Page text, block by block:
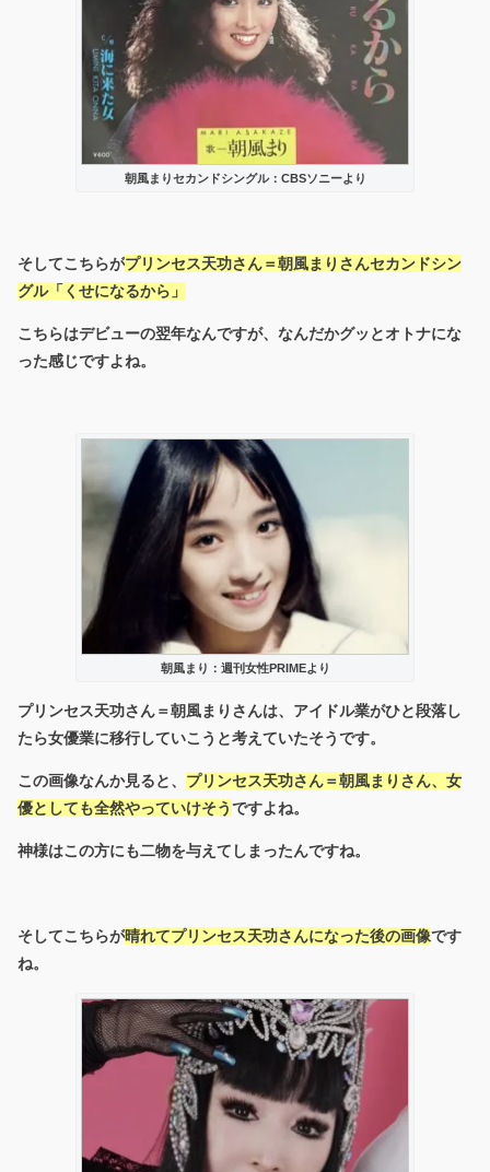
朝風まりセカンドシングル：CBSソニーより
そしてこちらがプリンセス天功さん＝朝風まりさんセカンドシン
グル「くせになるから」
こちらはデビューの翌年なんですが、なんだかグッとオトナにな
った感じですよね。
朝風まり：週刊女性PRIMEより
プリンセス天功さん＝朝風まりさんは、アイドル業がひと段落し
たら女優業に移行していこうと考えていたそうです。
この画像なんか見ると、 プリンセス天功さん＝朝風まりさん、女
優としても全然やっていけそうですよね。
神様はこの方にも二物を与えてしまったんですね。
そしてこちらが晴れてプリンセス天功さんになった後の画像です
ね。